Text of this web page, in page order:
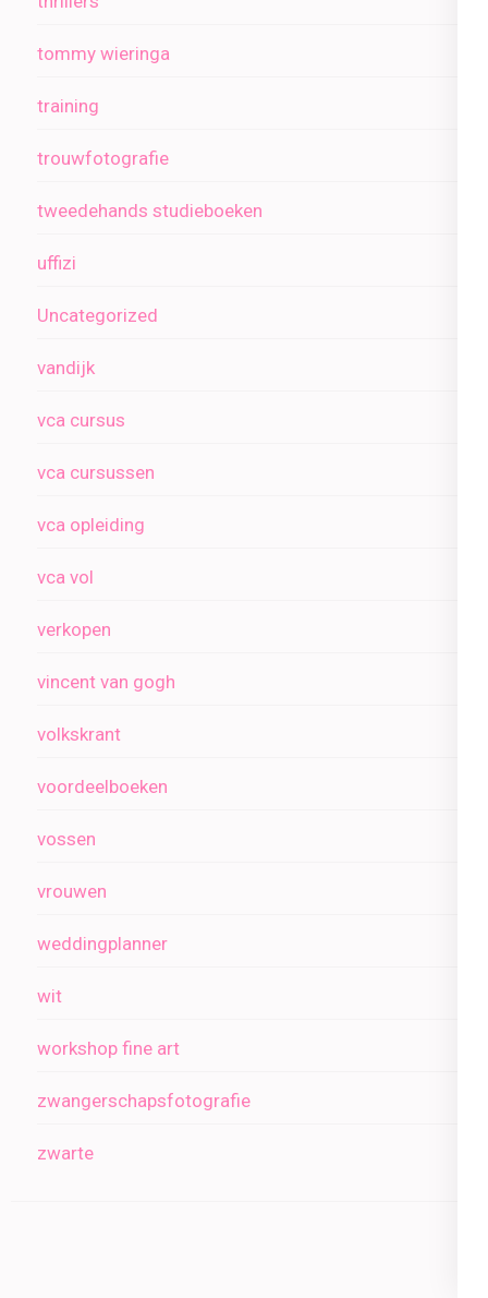
tommy wieringa
training
trouwfotografie
tweedehands studieboeken
uffizi
Uncategorized
vandijk
vca cursus
vca cursussen
vca opleiding
vca vol
verkopen
vincent van gogh
volkskrant
voordeelboeken
vossen
vrouwen
weddingplanner
wit
workshop fine art
zwangerschapsfotografie
zwarte